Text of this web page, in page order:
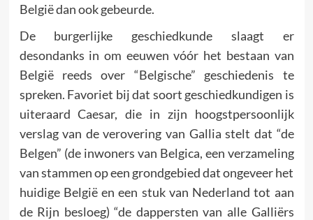
België dan ook gebeurde.
De burgerlijke geschiedkunde slaagt er
desondanks in om eeuwen vóór het bestaan van
België reeds over “Belgische” geschiedenis te
spreken. Favoriet bij dat soort geschiedkundigen is
uiteraard Caesar, die in zijn hoogstpersoonlijk
verslag van de verovering van Gallia stelt dat “de
Belgen” (de inwoners van Belgica, een verzameling
van stammen op een grondgebied dat ongeveer het
huidige België en een stuk van Nederland tot aan
de Rijn besloeg) “de dappersten van alle Galliërs